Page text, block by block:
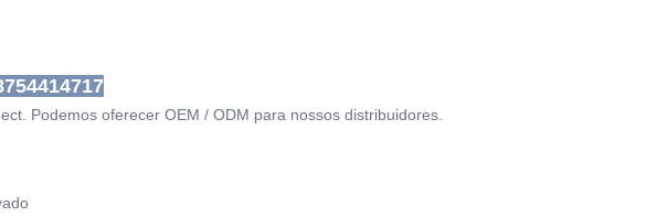
Podemos oferecer OEM / ODM para nossos distribuidores.